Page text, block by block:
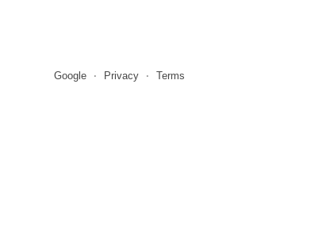
Google Privacy Terms